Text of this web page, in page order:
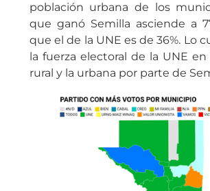
población urbana de los
que ganó Semilla asciende a
que el de la UNE es de 36%. Lo
la fuerza electoral de la UNE
rural y la urbana por parte de